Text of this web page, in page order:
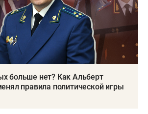
больше нет? Как Альберт
правила политической игры